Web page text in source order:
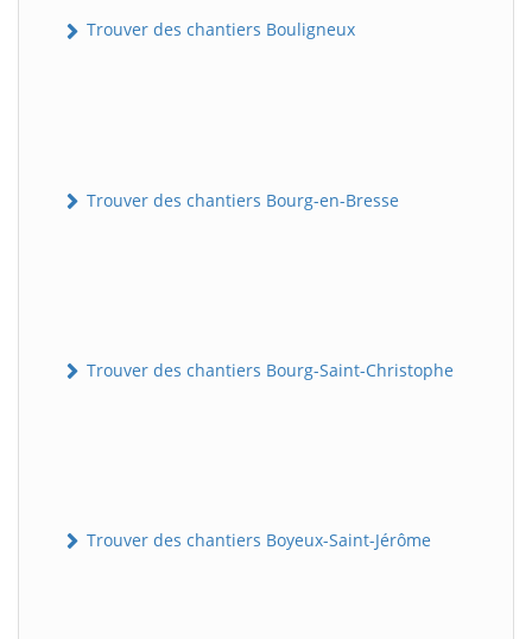
Trouver des chantiers Bouligneux
Trouver des chantiers Bourg-en-Bresse
Trouver des chantiers Bourg-Saint-Christophe
Trouver des chantiers Boyeux-Saint-Jérôme